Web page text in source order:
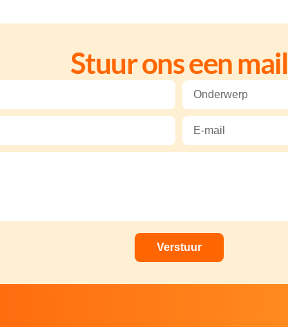
Stuur ons een mail